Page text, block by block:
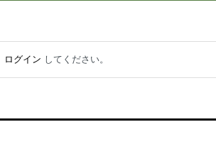
ログイン してください。